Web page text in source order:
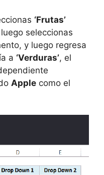
‘Frutas’
seleccionas
y luego regresa
a ‘Verduras’, el
Apple como el